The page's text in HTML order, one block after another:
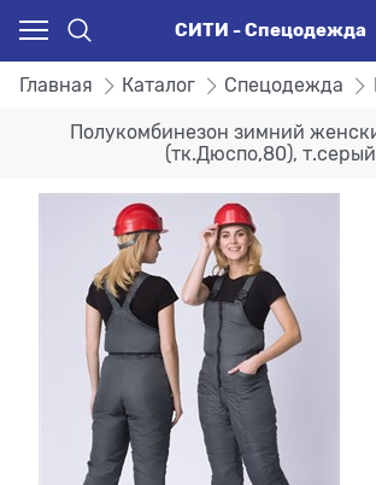
СИТИ - Спецодежда
Главная Каталог Спецодежда
Полукомбинезон зимний
(тк.Дюспо,80), т.серый